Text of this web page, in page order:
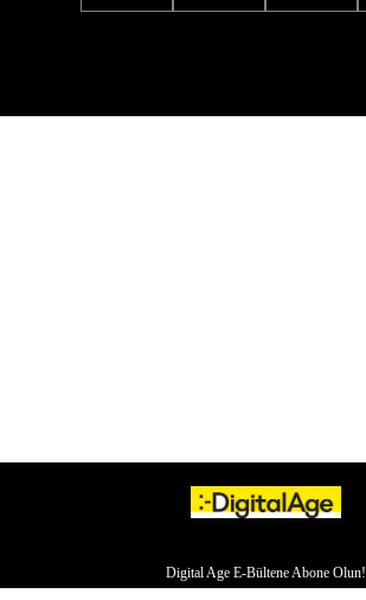
Digital Age E-Bültene Abone Olun!